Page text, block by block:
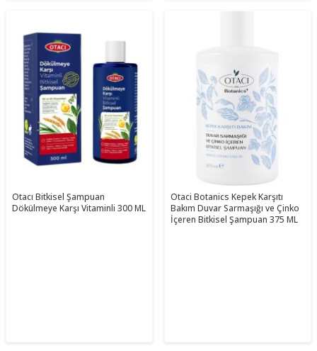
Otacı Bitkisel Şampuan
Dökülmeye Karşı Vitaminli 300 ML
Otaci Botanics Kepek Karşıtı
Bakım Duvar Sarmaşığı ve Çinko
İçeren Bitkisel Şampuan 375 ML